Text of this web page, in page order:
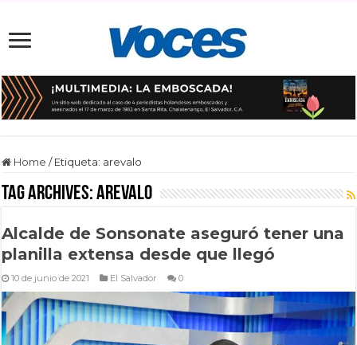
Home / Etiqueta: arevalo
Tag Archives:arevalo
Alcalde de Sonsonate aseguró tener una
planilla extensa desde que llegó
10 de junio de 2021 El Salvador 0